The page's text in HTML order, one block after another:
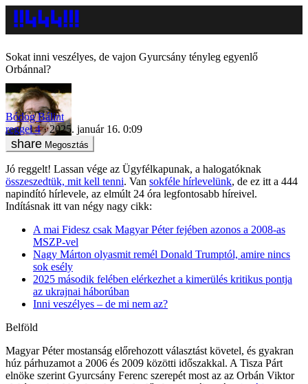
Sokat inni veszélyes, de vajon Gyurcsány tényleg egyenlő
Orbánnal?
Bódog Bálint
reggel 4
2025. január 16. 0:09
Megosztás
Jó reggelt! Lassan vége az Ügyfélkapunak, a halogatóknak
összeszedtük, mit kell tenni. Van sokféle hírlevelünk, de ez itt a 444
napindító hírlevele, az elmúlt 24 óra legfontosabb híreivel.
Indításnak itt van négy nagy cikk:
A mai Fidesz csak Magyar Péter fejében azonos a 2008-as
MSZP-vel
Nagy Márton olyasmit remél Donald Trumptól, amire nincs
sok esély
2025 második felében elérkezhet a kimerülés kritikus pontja
az ukrajnai háborúban
Inni veszélyes – de mi nem az?
Belföld
Magyar Péter mostanság előrehozott választást követel, és gyakran
húz párhuzamot a 2006 és 2009 közötti időszakkal. A Tisza Párt
elnöke szerint Gyurcsány Ferenc szerepét most az az Orbán Viktor